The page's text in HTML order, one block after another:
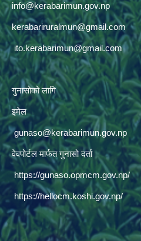
info@kerabarimun.gov.np
kerabariruralmun@gmail.com
ito.kerabarimun@gmail.com
गुनासोको लागि
इमेल
gunaso@kerabarimun.gov.np
वेवपोर्टल मार्फत गुनासो दर्ता
https://gunaso.opmcm.gov.np/
https://hellocm.koshi.gov.np/